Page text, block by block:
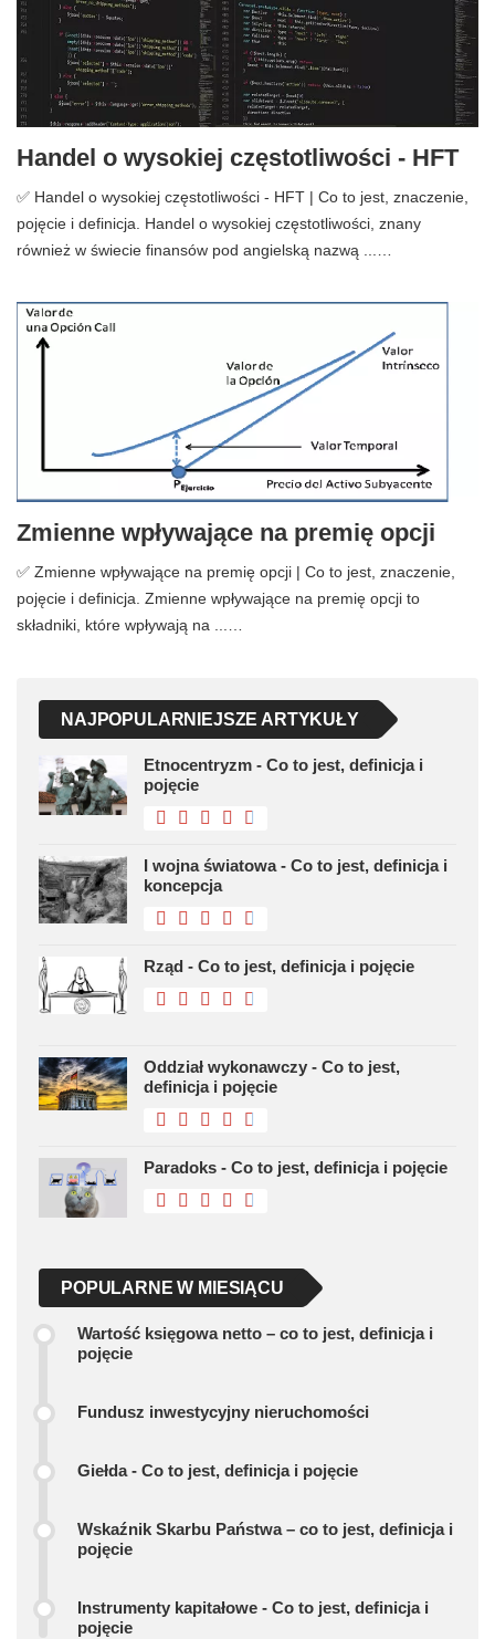
Handel o wysokiej częstotliwości - HFT
✅ Handel o wysokiej częstotliwości - HFT | Co to jest, znaczenie,
pojęcie i definicja. Handel o wysokiej częstotliwości, znany
również w świecie finansów pod angielską nazwą ...…
Zmienne wpływające na premię opcji
✅ Zmienne wpływające na premię opcji | Co to jest, znaczenie,
pojęcie i definicja. Zmienne wpływające na premię opcji to
składniki, które wpływają na ...…
NAJPOPULARNIEJSZE ARTYKUŁY
Etnocentryzm - Co to jest, definicja i
pojęcie
I wojna światowa - Co to jest, definicja i
koncepcja
Rząd - Co to jest, definicja i pojęcie
Oddział wykonawczy - Co to jest,
definicja i pojęcie
Paradoks - Co to jest, definicja i pojęcie
POPULARNE W MIESIĄCU
Wartość księgowa netto – co to jest, definicja i
pojęcie
Fundusz inwestycyjny nieruchomości
Giełda - Co to jest, definicja i pojęcie
Wskaźnik Skarbu Państwa – co to jest, definicja i
pojęcie
Instrumenty kapitałowe - Co to jest, definicja i
pojęcie